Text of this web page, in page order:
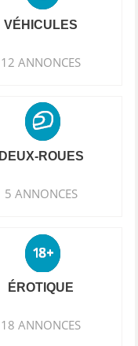
VÉHICULES
12 ANNONCES
DEUX-ROUES
5 ANNONCES
ÉROTIQUE
18 ANNONCES